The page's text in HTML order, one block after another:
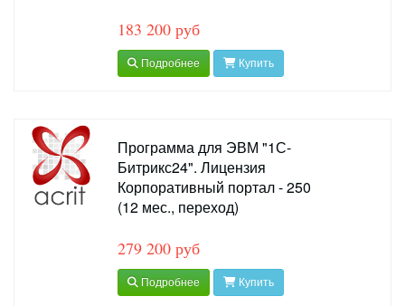
183 200 руб
Подробнее Купить
Программа для ЭВМ "1С-
Битрикс24". Лицензия
Корпоративный портал - 250
(12 мес., переход)
279 200 руб
Подробнее Купить